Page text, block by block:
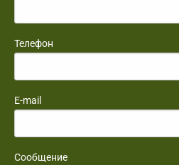
Телефон
E-mail
Сообщение